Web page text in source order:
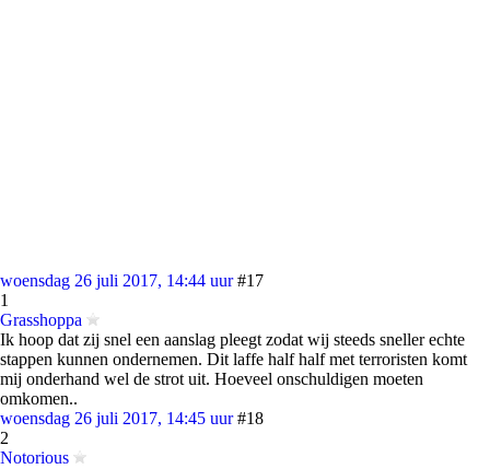
woensdag 26 juli 2017, 14:44 uur #17
1
Grasshoppa
Ik hoop dat zij snel een aanslag pleegt zodat wij steeds sneller echte
stappen kunnen ondernemen. Dit laffe half half met terroristen komt
mij onderhand wel de strot uit. Hoeveel onschuldigen moeten
omkomen..
woensdag 26 juli 2017, 14:45 uur #18
2
Notorious